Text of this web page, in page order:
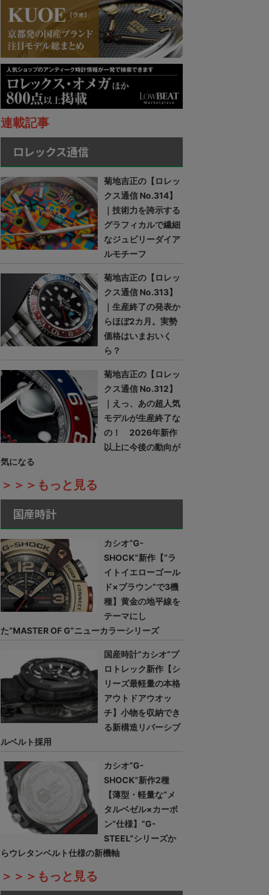
連載記事
ロレックス通信
菊地吉正の【ロレッ
クス通信 No.314】
｜技術力を誇示する
グラフィカルで繊細
なジュビリーダイア
ルモチーフ
菊地吉正の【ロレッ
クス通信 No.313】
｜生産終了の発表か
らほぼ2カ月。実勢
価格はいまおいく
ら？
菊地吉正の【ロレッ
クス通信 No.312】
｜えっ、あの超人気
モデルが生産終了な
の！ 2026年新作
以上に今後の動向が
気になる
＞＞＞もっと見る
国産時計
カシオ“G-
SHOCK”新作【“ラ
イトイエローゴール
ド×ブラウン”で3機
種】黄金の地平線を
テーマにし
た“MASTER OF G”ニューカラーシリーズ
国産時計“カシオ”プ
ロトレック新作【シ
リーズ最軽量の本格
アウトドアウオッ
チ】小物を収納でき
る新構造リバーシブ
ルベルト採用
カシオ“G-
SHOCK”新作2種
【薄型・軽量な“メ
タルベゼル×カーボ
ン”仕様】“G-
STEEL”シリーズか
らウレタンベルト仕様の新機軸
＞＞＞もっと見る